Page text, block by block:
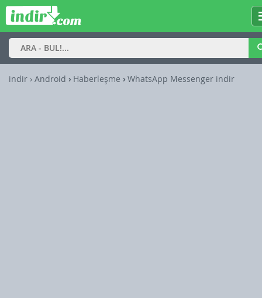
indir › Android › Haberleşme › WhatsApp Messenger indir